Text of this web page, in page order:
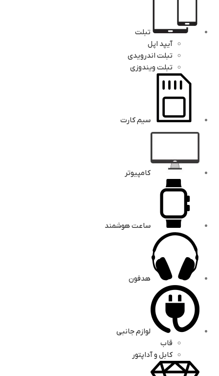
تبلت
آیپد اپل
تبلت اندرویدی
تبلت ویندوزی
سیم کارت
کامپیوتر
ساعت هوشمند
هدفون
لوازم جانبی
قاب
کابل و آداپتور